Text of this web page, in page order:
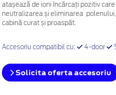
atașează de ioni încărcați pozitiv
neutralizarea și eliminarea
cabină curat și proaspăt.
Accesoriu compatibil cu: 4-door
Solicita oferta accesoriu